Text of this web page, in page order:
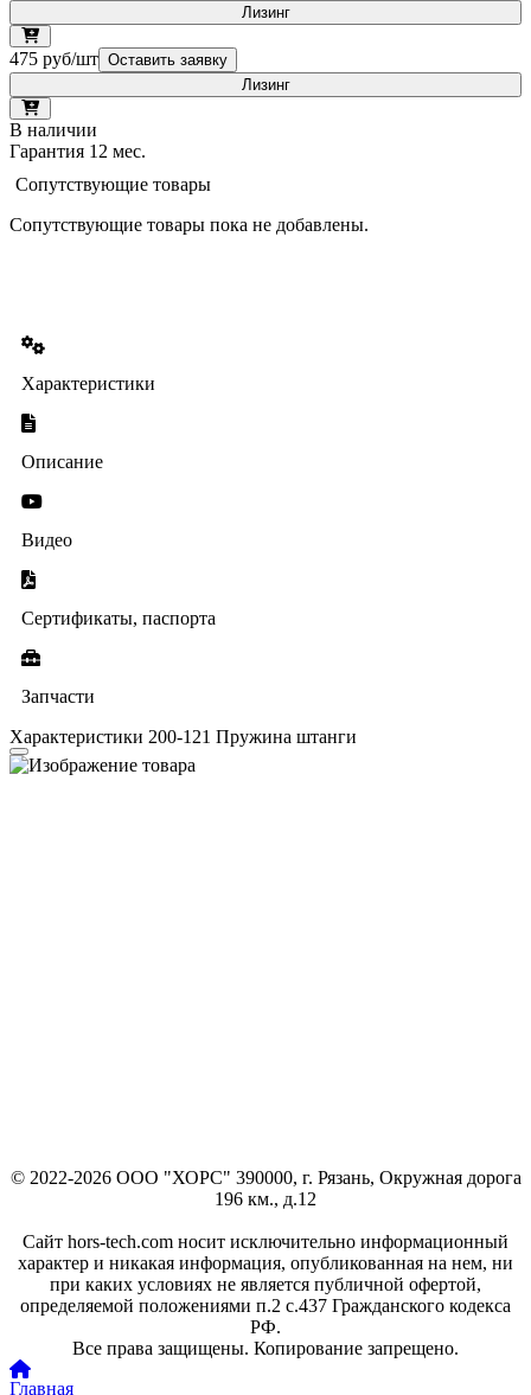
Лизинг
475 руб/шт Оставить заявку
Лизинг
В наличии
Гарантия 12 мес.
Сопутствующие товары
Сопутствующие товары пока не добавлены.
Характеристики
Описание
Видео
Сертификаты, паспорта
Запчасти
Характеристики 200-121 Пружина штанги
© 2022-2026 ООО "ХОРС" 390000, г. Рязань, Окружная дорога
196 км., д.12
Сайт hors-tech.com носит исключительно информационный
характер и никакая информация, опубликованная на нем, ни
при каких условиях не является публичной офертой,
определяемой положениями п.2 с.437 Гражданского кодекса
РФ.
Все права защищены. Копирование запрещено.
Главная